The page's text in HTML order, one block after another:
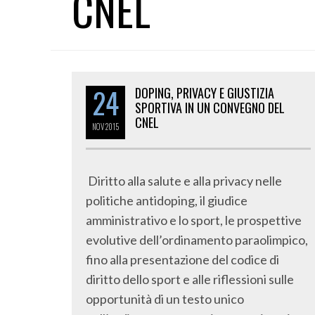
24
NOV2015
DOPING, PRIVACY E GIUSTIZIA
SPORTIVA IN UN CONVEGNO DEL
CNEL
Diritto alla salute e alla privacy nelle
politiche antidoping, il giudice
amministrativo e lo sport, le prospettive
evolutive dell’ordinamento paraolimpico,
fino alla presentazione del codice di
diritto dello sport e alle riflessioni sulle
opportunità di un testo unico